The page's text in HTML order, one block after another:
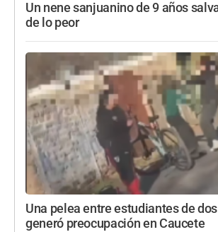
Un nene sanjuanino de 9 años
de lo peor
Una pelea entre estudiantes de
generó preocupación en Caucete